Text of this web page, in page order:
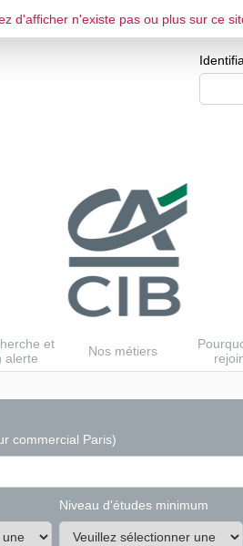
et
alerte
Nos métiers
commercial Paris)
Niveau d'études minimum
d'afficher n'existe pas ou plus sur ce